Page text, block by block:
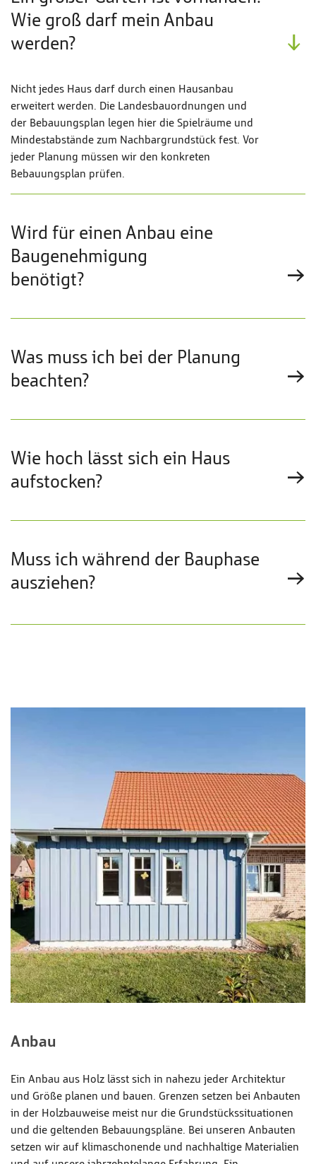
Wie groß darf mein Anbau
werden?
Nicht jedes Haus darf durch einen Hausanbau
erweitert werden. Die Landesbauordnungen und
der Bebauungsplan legen hier die Spielräume und
Mindestabstände zum Nachbargrundstück fest. Vor
jeder Planung müssen wir den konkreten
Bebauungsplan prüfen.
Wird für einen Anbau eine
Baugenehmigung
benötigt?
Was muss ich bei der Planung
beachten?
Wie hoch lässt sich ein Haus
aufstocken?
Muss ich während der Bauphase
ausziehen?
Anbau
Ein Anbau aus Holz lässt sich in nahezu jeder Architektur
und Größe planen und bauen. Grenzen setzen bei Anbauten
in der Holzbauweise meist nur die Grundstückssituationen
und die geltenden Bebauungspläne. Bei unseren Anbauten
setzen wir auf klimaschonende und nachhaltige Materialien